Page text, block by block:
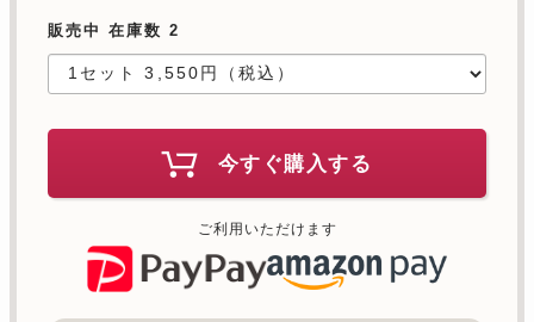
販売中 在庫数 2
今すぐ購入する
ご利用いただけます